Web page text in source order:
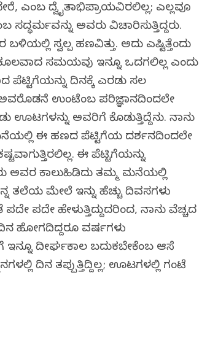
ಎಂಬ ದ್ವೈತಾಭಿಪ್ರಾಯವಿರಲಿಲ್ಲ; ಎಲ್ಲವೂ
ಸದ್ಧರ್ಮವನ್ನು ಅವರು ವಿಚಾರಿಸುತ್ತಿದ್ದರು.
ಸ್ವಲ್ಪ ಹಣವಿತ್ತು. ಅದು ಎಷ್ಟಿತ್ತೆಂದು
ಸಮಯವು ಇನ್ನೂ ಒದಗಲಿಲ್ಲ ಎಂದು
ಪೆಟ್ಟಿಗೆಯನ್ನು ದಿನಕ್ಕೆ ಎರಡು ಸಲ
ಅವರೊಡನೆ ಉಂಟೆಂಬ ಪರಿಜ್ಞಾನದಿಂದಲೇ
ಊಟಗಳನ್ನು ಅವರಿಗೆ ಕೊಡುತ್ತಿದ್ದೆನು. ನಾನು
ಈ ಹಣದ ಪೆಟ್ಟಿಗೆಯ ದರ್ಶನದಿಂದಲೇ
ಈ ಪೆಟ್ಟಿಗೆಯನ್ನು
ಅವರ ಕಾಲುಹಿಡಿದು ತಮ್ಮ ಮನೆಯಲ್ಲಿ
ತಲೆಯ ಮೇಲೆ ಇನ್ನು ಹೆಚ್ಚು ದಿವಸಗಳು
ಪದೇ ಹೇಳುತ್ತಿದ್ದುದರಿಂದ, ನಾನು ವೆಚ್ಚದ
ಹೋಗದಿದ್ದರೂ ವರ್ಷಗಳು
ಇನ್ನೂ ದೀರ್ಘಕಾಲ ಬದುಕಬೇಕೆಂಬ ಆಸೆ
ದಿನ ತಪ್ಪುತ್ತಿದ್ದಿಲ್ಲ; ಊಟಗಳಲ್ಲಿ ಗಂಟೆ